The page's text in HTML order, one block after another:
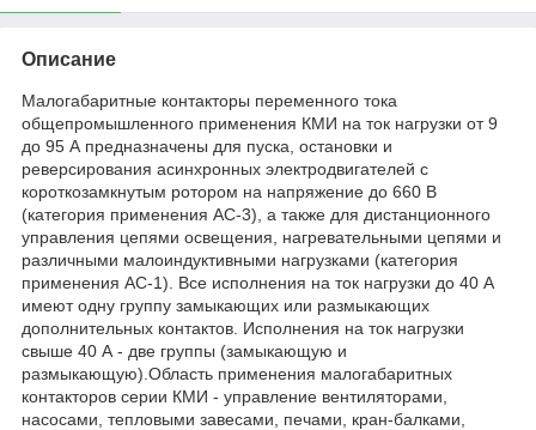
Описание
Малогабаритные контакторы переменного тока
общепромышленного применения КМИ на ток нагрузки от 9
до 95 А предназначены для пуска, остановки и
реверсирования асинхронных электродвигателей с
короткозамкнутым ротором на напряжение до 660 В
(категория применения АС-3), а также для дистанционного
управления цепями освещения, нагревательными цепями и
различными малоиндуктивными нагрузками (категория
применения АС-1). Все исполнения на ток нагрузки до 40 А
имеют одну группу замыкающих или размыкающих
дополнительных контактов. Исполнения на ток нагрузки
свыше 40 А - две группы (замыкающую и
размыкающую).Область применения малогабаритных
контакторов серии КМИ - управление вентиляторами,
насосами, тепловыми завесами, печами, кран-балками,